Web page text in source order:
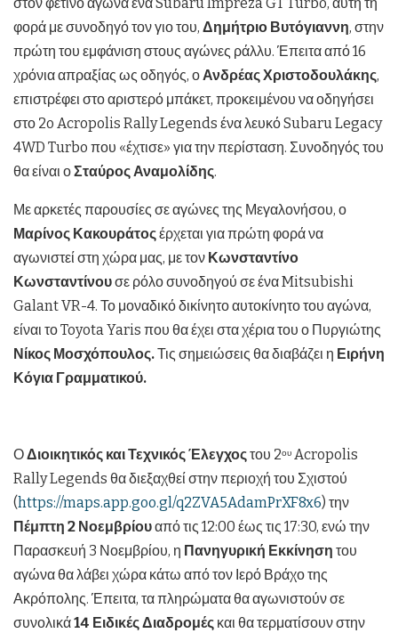
φορά με συνοδηγό τον γιο του, Δημήτριο Βυτόγιαννη, στην
πρώτη του εμφάνιση στους αγώνες ράλλυ. Έπειτα από 16
χρόνια απραξίας ως οδηγός, οΑνδρέας Χριστοδουλάκης,
επιστρέφει στο αριστερό μπάκετ, προκειμένου να οδηγήσει
στο 2o Acropolis Rally Legends ένα λευκό Subaru Legacy
4WD Turbo που «έχτισε» για την περίσταση. Συνοδηγός του
θα είναι οΣταύρος Αναμολίδης.
Με αρκετές παρουσίες σε αγώνες της Μεγαλονήσου, ο
Μαρίνος Κακουράτοςέρχεται για πρώτη φορά να
αγωνιστεί στη χώρα μας, με τον Κωνσταντίνο
Κωνσταντίνουσε ρόλο συνοδηγού σε ένα Mitsubishi
Galant VR-4. Το μοναδικό δικίνητο αυτοκίνητο του αγώνα,
είναι το Toyota Yaris που θα έχει στα χέρια του ο Πυργιώτης
Νίκος Μοσχόπουλος.Τις σημειώσεις θα διαβάζει η Ειρήνη
Κόγια Γραμματικού.
ΟΔιοικητικός και Τεχνικός Έλεγχοςτου 2ου Acropolis
Rally Legends θα διεξαχθεί στην περιοχή του Σχιστού
(https://maps.app.goo.gl/q2ZVA5AdamPrXF8x6) την
Πέμπτη 2 Νοεμβρίουαπό τις 12:00 έως τις 17:30, ενώ την
Παρασκευή 3 Νοεμβρίου, η Πανηγυρική Εκκίνηση του
αγώνα θα λάβει χώρα κάτω από τον Ιερό Βράχο της
Ακρόπολης. Έπειτα, τα πληρώματα θα αγωνιστούν σε
συνολικά14 Ειδικές Διαδρομές και θα τερματίσουν στην